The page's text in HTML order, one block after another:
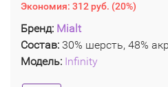
Экономия: 312 руб. (20%)
Бренд: Mialt
Состав: 30% шерсть, 48%
Модель: Infinity